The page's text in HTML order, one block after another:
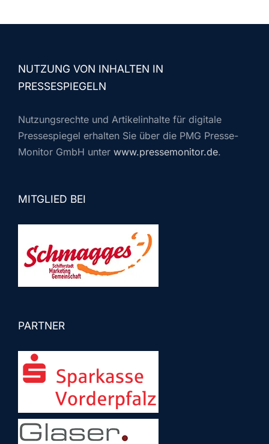
NUTZUNG VON INHALTEN IN
PRESSESPIEGELN
Nutzungsrechte und Artikelinhalte für digitale
Pressespiegel erhalten Sie über die PMG Presse-
Monitor GmbH unter www.pressemonitor.de.
MITGLIED BEI
PARTNER